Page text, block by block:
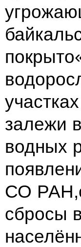
залежи
водных
СО
сбросы